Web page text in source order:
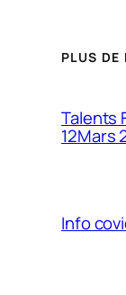
PLUS DE
Talents
12Mars
Info